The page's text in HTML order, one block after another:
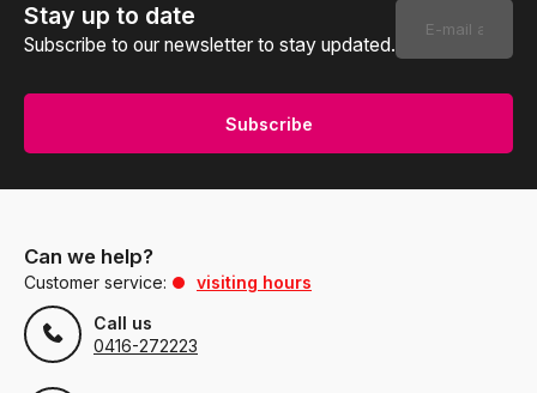
Stay up to date
Subscribe to our newsletter to stay updated.
Subscribe
Can we help?
Customer service:
visiting hours
Call us
0416-272223